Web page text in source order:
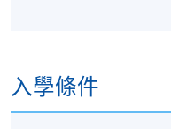
入學條件